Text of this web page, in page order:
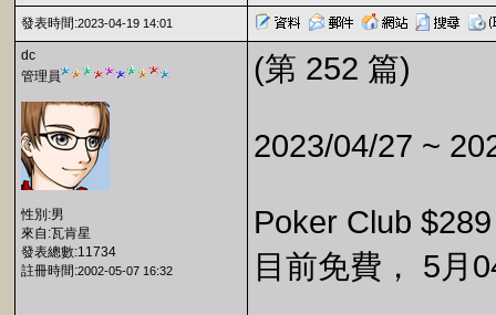
發表時間:2023-04-19 14:01
dc
管理員
性別:男
來自:瓦肯星
發表總數:11734
註冊時間:2002-05-07 16:32
(第 252 篇)
2023/04/27 ~
Poker Club
目前免費， 5月